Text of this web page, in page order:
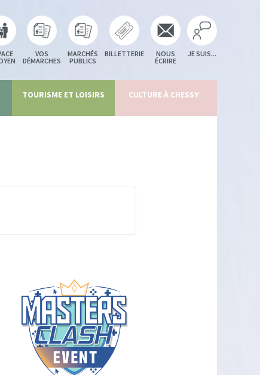
VOS
DÉMARCHES
MARCHÉS
PUBLICS
BILLETTERIE
NOUS
ÉCRIRE
JE SUIS...
TOURISME ET LOISIRS CULTURE À CHESSY